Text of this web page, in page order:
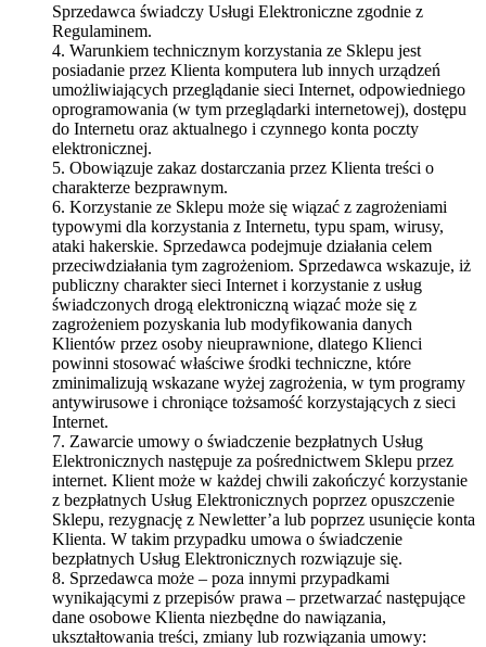
Sprzedawca świadczy Usługi Elektroniczne zgodnie z
Regulaminem.
4. Warunkiem technicznym korzystania ze Sklepu jest
posiadanie przez Klienta komputera lub innych urządzeń
umożliwiających przeglądanie sieci Internet, odpowiedniego
oprogramowania (w tym przeglądarki internetowej), dostępu
do Internetu oraz aktualnego i czynnego konta poczty
elektronicznej.
5. Obowiązuje zakaz dostarczania przez Klienta treści o
charakterze bezprawnym.
6. Korzystanie ze Sklepu może się wiązać z zagrożeniami
typowymi dla korzystania z Internetu, typu spam, wirusy,
ataki hakerskie. Sprzedawca podejmuje działania celem
przeciwdziałania tym zagrożeniom. Sprzedawca wskazuje, iż
publiczny charakter sieci Internet i korzystanie z usług
świadczonych drogą elektroniczną wiązać może się z
zagrożeniem pozyskania lub modyfikowania danych
Klientów przez osoby nieuprawnione, dlatego Klienci
powinni stosować właściwe środki techniczne, które
zminimalizują wskazane wyżej zagrożenia, w tym programy
antywirusowe i chroniące tożsamość korzystających z sieci
Internet.
7. Zawarcie umowy o świadczenie bezpłatnych Usług
Elektronicznych następuje za pośrednictwem Sklepu przez
internet. Klient może w każdej chwili zakończyć korzystanie
z bezpłatnych Usług Elektronicznych poprzez opuszczenie
Sklepu, rezygnację z Newletter’a lub poprzez usunięcie konta
Klienta. W takim przypadku umowa o świadczenie
bezpłatnych Usług Elektronicznych rozwiązuje się.
8. Sprzedawca może – poza innymi przypadkami
wynikającymi z przepisów prawa – przetwarzać następujące
dane osobowe Klienta niezbędne do nawiązania,
ukształtowania treści, zmiany lub rozwiązania umowy: